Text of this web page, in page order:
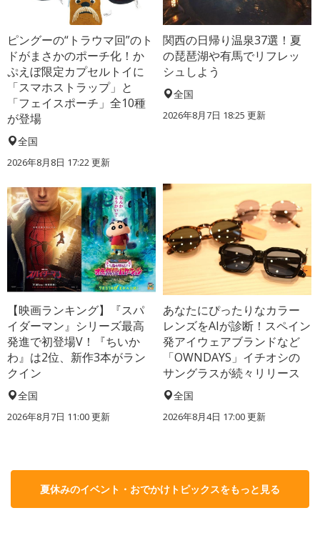
ピングーの“トラウマ回”のト
ドがまさかのポーチ化！か
ぷえぼ限定カプセルトイに
「スマホストラップ」と
「フェイスポーチ」全10種
が登場
全国
2026年8月8日 17:22更新
関西の日帰り温泉37選！夏
の琵琶湖や有馬でリフレッ
シュしよう
全国
2026年8月7日 18:25 更新
【映画ランキング】『スパ
イダーマン』シリーズ最高
発進で初登場V！『ちいか
わ』は2位、新作3本がラン
クイン
全国
2026年8月7日 11:00更新
あなたにぴったりなカラー
レンズをAIが診断！スペイン
発アイウェアブランドなど
「OWNDAYS」イチオシの
サングラスが続々リリース
全国
2026年8月4日 17:00更新
夏休みのイベント・おでかけトピックスをもっと見る